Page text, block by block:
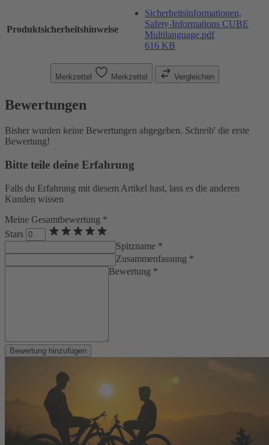
Produktsicherheitshinweise
Sicherheitsinformationen,
Safety-Informations CUBE
Multilanguage.pdf
616 KB
Merkzettel Merkzettel Vergleichen
Bewertungen
Bisher wurden keine Bewertungen abgegeben. Schreib' die erste
Bewertung!
Bitte teile deine Erfahrung
Falls du Erfahrung mit diesem Artikel hast, lass es die anderen
Kunden wissen
Meine Gesamtbewertung *
Stars
Spitzname *
Zusammenfassung *
Bewertung *
Bewertung hinzufügen